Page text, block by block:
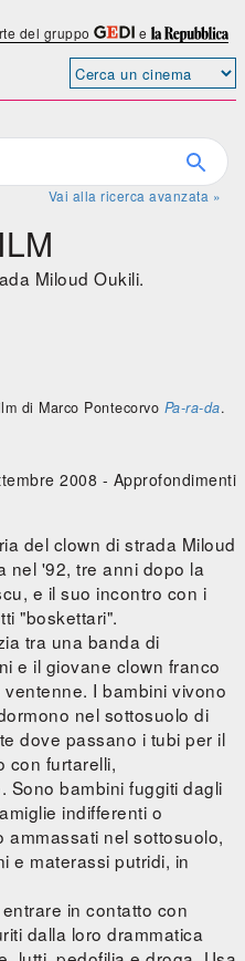
del gruppo e
Vai alla ricerca avanzata »
Miloud Oukili.
di Marco Pontecorvo Pa-ra-da.
2008 - Approfondimenti
del clown di strada Miloud
nel '92, tre anni dopo la
e il suo incontro con i
"boskettari".
tra una banda di
e il giovane clown franco
I bambini vivono
nel sottosuolo di
dove passano i tubi per il
con furtarelli,
Sono bambini fuggiti dagli
indifferenti o
nel sottosuolo,
e materassi putridi, in
in contatto con
dalla loro drammatica